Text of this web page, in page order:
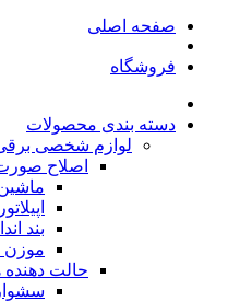
صفحه اصلی
فروشگاه
دسته بندی محصولات
لوازم شخصی
اصلاح
اپیلاتور
بند
موزن
حالت
سشوار